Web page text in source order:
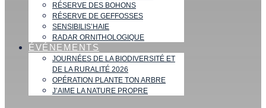
RÉSERVE DES BOHONS
RÉSERVE DE GEFFOSSES
SENSIBILIS’HAIE
RADAR ORNITHOLOGIQUE
ÉVÉNEMENTS
JOURNÉES DE LA BIODIVERSITÉ ET
DE LA RURALITÉ 2026
OPÉRATION PLANTE TON ARBRE
J’AIME LA NATURE PROPRE